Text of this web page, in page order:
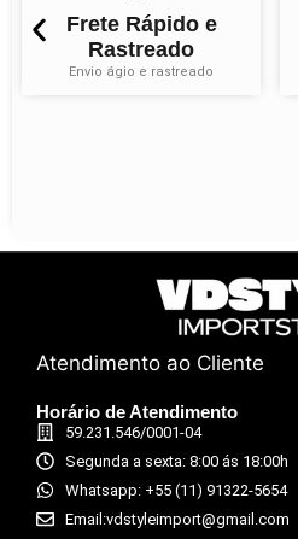
Frete Rápido e
Rastreado
Envio ágio e rastreado
Atendimento ao Cliente
Horário de Atendimento
59.231.546/0001-04
Segunda a sexta: 8:00 ás 18:00h
Whatsapp: +55 (11) 91322-5654
Email:vdstyleimport@gmail.com